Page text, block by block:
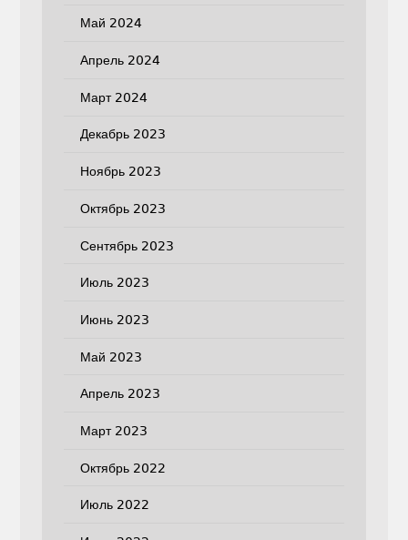
Май 2024
Апрель 2024
Март 2024
Декабрь 2023
Ноябрь 2023
Октябрь 2023
Сентябрь 2023
Июль 2023
Июнь 2023
Май 2023
Апрель 2023
Март 2023
Октябрь 2022
Июль 2022